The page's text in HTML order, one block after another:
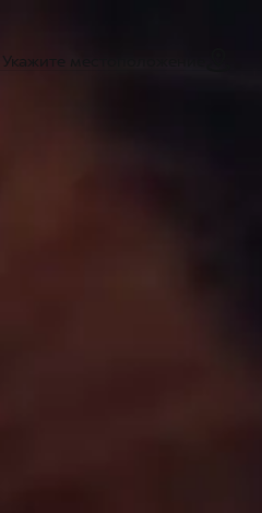
Укажите местоположение